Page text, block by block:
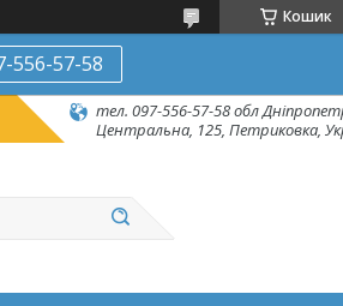
Кошик
556-57-58
тел. 097-556-57-58 обл
Центральна, 125, Петриковка,